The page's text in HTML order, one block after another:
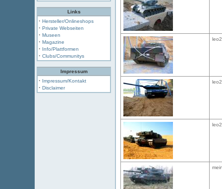
Links
· Hersteller/Onlineshops
· Private Webseiten
· Museen
· Magazine
· Info/Plattformen
· Clubs/Communitys
Impressum
· Impressum/Kontakt
· Disclaimer